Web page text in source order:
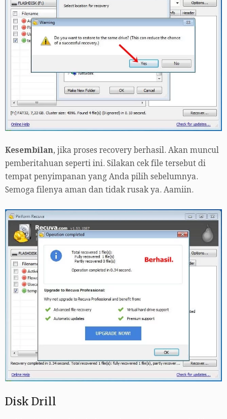
Kesembilan, jika proses recovery berhasil. Akan muncul
pemberitahuan seperti ini. Silakan cek file tersebut di
tempat penyimpanan yang Anda pilih sebelumnya.
Semoga filenya aman dan tidak rusak ya. Aamiin.
Disk Drill